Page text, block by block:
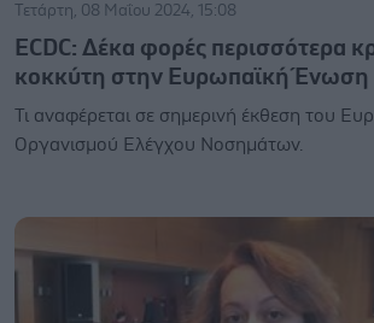
Τετάρτη, 08 Μαΐου 2024, 15:08
ECDC: Δέκα φορές περισσότερα
κοκκύτη στην Ευρωπαϊκή Ένωση
Τι αναφέρεται σε σημερινή έκθεση του
Οργανισμού Ελέγχου Νοσημάτων.